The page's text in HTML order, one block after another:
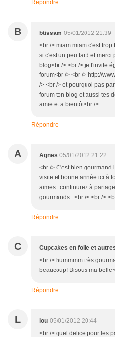
Répondre
B btissam 05/01/2012 21:39
<br /> miam miam c'est
si c'est un peu tard et merci
blog<br /> <br /> je t'invite
forum<br /> <br /> http://
/> <br /> et pourquoi pas
forum ton blog et aussi tes
amie et a bientôt<br />
Répondre
A Agnes 05/01/2012 21:22
<br /> C'est bien gourmand
visite et bonne année ici à
aimes...continurez à
gourmands...<br /> <br />
Répondre
C Cupcakes en folie et
<br /> hummmm très
beaucoup! Bisous ma
Répondre
L lou 05/01/2012 20:44
<br /> quel delice pour les